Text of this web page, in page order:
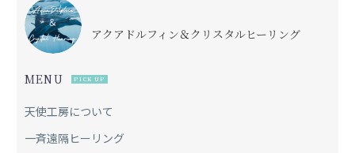
アクアドルフィン＆クリスタルヒーリング
MENU PICK UP
天使工房について
一斉遠隔ヒーリング